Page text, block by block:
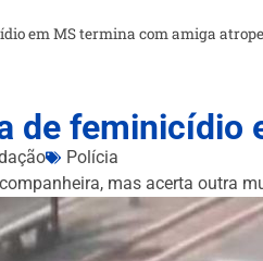
em MS termina com amiga
de
Polícia
mas acerta outra